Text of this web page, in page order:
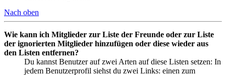
Nach oben
Wie kann ich Mitglieder zur Liste der Freunde oder zur Liste
der ignorierten Mitglieder hinzufügen oder diese wieder aus
den Listen entfernen?
Du kannst Benutzer auf zwei Arten auf diese Listen setzen: In
jedem Benutzerprofil siehst du zwei Links: einen zum